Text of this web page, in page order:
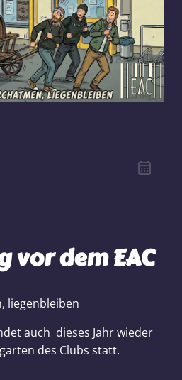
vor dem EAC
liegenbleiben
auch dieses Jahr wieder
des Clubs statt.